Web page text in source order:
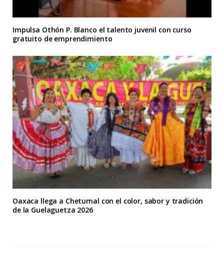
Impulsa Othón P. Blanco el talento juvenil con curso
gratuito de emprendimiento
Oaxaca llega a Chetumal con el color, sabor y tradición
de la Guelaguetza 2026